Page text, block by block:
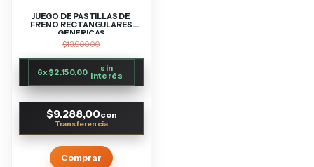
JUEGO DE PASTILLAS DE
FRENO RECTANGULARES
GENERICAS
$13.900,00
6x$2.150,00 sin
interés
$9.288,00con
Comprar